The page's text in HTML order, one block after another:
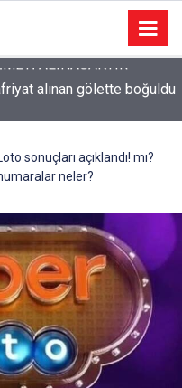
alınan gölette boğuldu
sonuçları açıklandı! mı?
neler?